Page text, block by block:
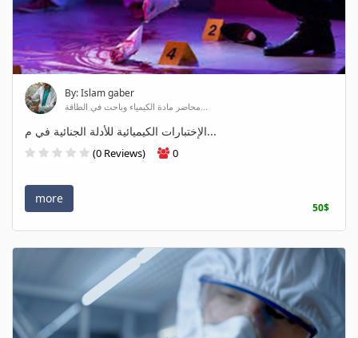
By: Islam gaber
محاضر مادة الكيمياء وباحث في الطاقة...
الإختبارات الكيميائية للأدلة الجنائية في م...
(0 Reviews) 0
more
50$